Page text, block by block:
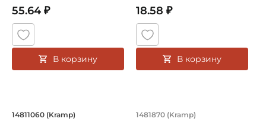
55.64 ₽
В корзину
18.58 ₽
В корзину
Штифт распорный пружинный
14811060 (Kramp) Штифт распорный
1481870 (Kramp)